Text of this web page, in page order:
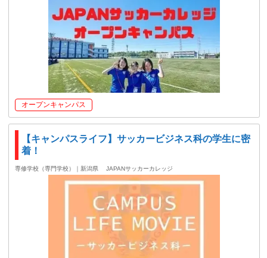
オープンキャンパス
【キャンパスライフ】サッカービジネス科の学生に密
着！
専修学校（専門学校）｜新潟県 JAPANサッカーカレッジ